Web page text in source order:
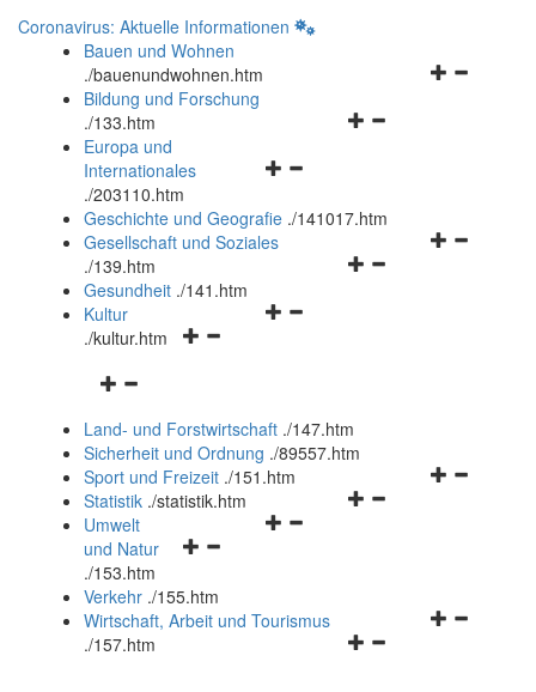
Coronavirus: Aktuelle Informationen
Bauen und Wohnen
./bauenundwohnen.htm
Navigationsmenü
Bildung und Forschung
./133.htm
Navigationsmenü
und
schließen
Europa und
Internationales
./203110.htm
Geschichte und Geografie ./141017.htm
Navigationsmenü
Gesellschaft und Soziales
./139.htm
Navigationsmenü
Gesundheit ./141.htm
Navigationsmenü
Kultur
./kultur.htm
Navigationsmenü
und
schließen
Land- und Forstwirtschaft ./147.htm
Sicherheit und Ordnung ./89557.htm
Navigationsmenü
Sport und Freizeit ./151.htm
Navigationsmenü
Statistik ./statistik.htm
Navigationsmenü
und
schließen
Umwelt
und Natur
./153.htm
Verkehr ./155.htm
Navigationsmenü
Wirtschaft, Arbeit und Tourismus
./157.htm